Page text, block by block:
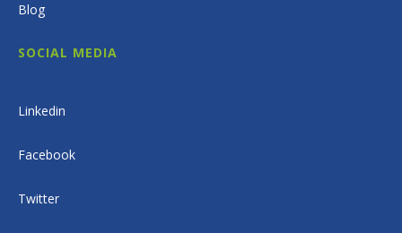
Blog
SOCIAL MEDIA
Linkedin
Facebook
Twitter